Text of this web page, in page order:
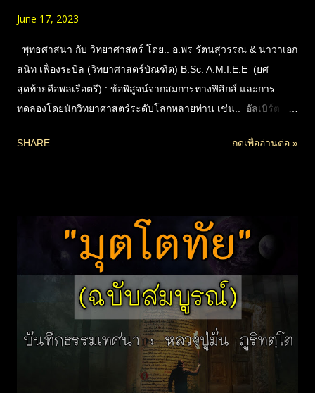
June 17, 2023
พุทธศาสนา กับ วิทยาศาสตร์ โดย.. อ.พร รัตนสุวรรณ & นาวาเอก
สนิท เฟื่องระบิล (วิทยาศาสตร์บัณฑิต) B.Sc. A.M.I.E.E (ยศ
สุดท้ายคือพลเรือตรี) : ข้อพิสูจน์จากสมการทางฟิสิกส์ และการ
ทดลองโดยนักวิทยาศาสตร์ระดับโลกหลายท่าน เช่น.. อัลเบิร์ต
พิสูจน์ให้เห็นชัดในเรื่อง.. ทศพลญาณ อันเป็นพุทธคุณที่สำคัญ เรื่อง
วิทยาศาสตร์ได้อย่างไร รวมถึงหลักปฏิจสมุปบาท กฏแห่ง
ไตรลักษณ์ เรื่องพลังงานนามธรรม หรือวิญญาณแฝงในวัตถุ ความ
เป็นอนัตตาของทุกสรรพสิ่ง ฯลฯ ที่หลักทางวิทยาศาสตร์อธิบายสิ่ง
เหล่านี้ได้ตรงกับหลักธรรมในพระพุทธศาสนา จึงเป็นสิ่งที่พิสูจน์ชัด
ถึงข้อมูลในพระไตรปิฎกว่าเป็นสัจธรรมแท้จริง แม้ในสิ่งที่หลายคน
มองว่าเป็นเรื่องเหลือเชื่อก็ตาม (ดาวน์โหลดกดชื่อไฟล์) 180.5M
พุทธ&วิทย์ Full 128k.zip...
SHARE กดเพื่ออ่านต่อ »